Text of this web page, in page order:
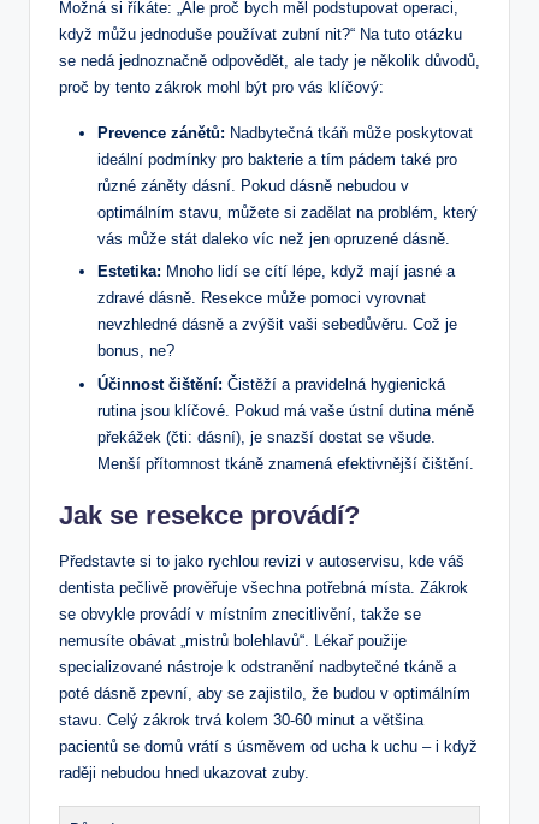
Možná si říkáte: „Ale proč bych měl podstupovat operaci,
když můžu jednoduše používat zubní nit?“ Na tuto otázku
se nedá jednoznačně odpovědět, ale tady je několik důvodů,
proč by tento zákrok mohl být pro vás klíčový:
Prevence zánětů: Nadbytečná tkáň může poskytovat
ideální podmínky pro bakterie a tím pádem také pro
různé záněty dásní. Pokud dásně nebudou v
optimálním stavu, můžete si zadělat na problém, který
vás může stát daleko víc než jen opruzené dásně.
Estetika: Mnoho lidí se cítí lépe, když mají jasné a
zdravé dásně. Resekce může pomoci vyrovnat
nevzhledné dásně a zvýšit vaši sebedůvěru. Což je
bonus, ne?
Účinnost čištění: Čistěží a pravidelná hygienická
rutina jsou klíčové. Pokud má vaše ústní dutina méně
překážek (čti: dásní), je snazší dostat se všude.
Menší přítomnost tkáně znamená efektivnější čištění.
Jak se resekce provádí?
Představte si to jako rychlou revizi v autoservisu, kde váš
dentista pečlivě prověřuje všechna potřebná místa. Zákrok
se obvykle provádí v místním znecitlivění, takže se
nemusíte obávat „mistrů bolehlavů“. Lékař použije
specializované nástroje k odstranění nadbytečné tkáně a
poté dásně zpevní, aby se zajistilo, že budou v optimálním
stavu. Celý zákrok trvá kolem 30-60 minut a většina
pacientů se domů vrátí s úsměvem od ucha k uchu – i když
raději nebudou hned ukazovat zuby.